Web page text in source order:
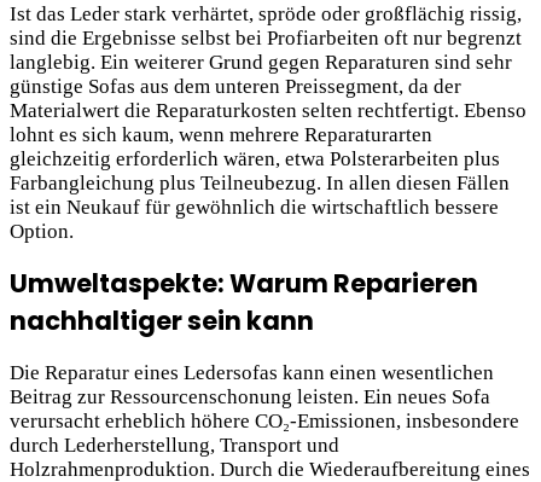
Ist das Leder stark verhärtet, spröde oder großflächig rissig,
sind die Ergebnisse selbst bei Profiarbeiten oft nur begrenzt
langlebig. Ein weiterer Grund gegen Reparaturen sind sehr
günstige Sofas aus dem unteren Preissegment, da der
Materialwert die Reparaturkosten selten rechtfertigt. Ebenso
lohnt es sich kaum, wenn mehrere Reparaturarten
gleichzeitig erforderlich wären, etwa Polsterarbeiten plus
Farbangleichung plus Teilneubezug. In allen diesen Fällen
ist ein Neukauf für gewöhnlich die wirtschaftlich bessere
Option.
Umweltaspekte: Warum Reparieren
nachhaltiger sein kann
Die Reparatur eines Ledersofas kann einen wesentlichen
Beitrag zur Ressourcenschonung leisten. Ein neues Sofa
verursacht erheblich höhere CO₂-Emissionen, insbesondere
durch Lederherstellung, Transport und
Holzrahmenproduktion. Durch die Wiederaufbereitung eines